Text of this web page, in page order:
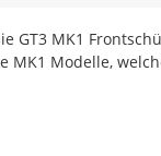
GT3 MK1
Modelle,